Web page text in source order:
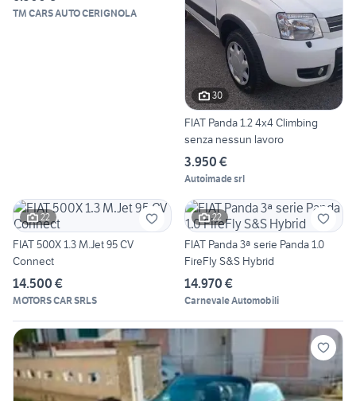
TM CARS AUTO CERIGNOLA
30
FIAT Panda 1.2 4x4 Climbing
senza nessun lavoro
3.950 €
Autoimade srl
22
FIAT 500X 1.3 M.Jet 95 CV
Connect
14.500 €
MOTORS CAR SRLS
22
FIAT Panda 3ª serie Panda 1.0
FireFly S&S Hybrid
14.970 €
Carnevale Automobili